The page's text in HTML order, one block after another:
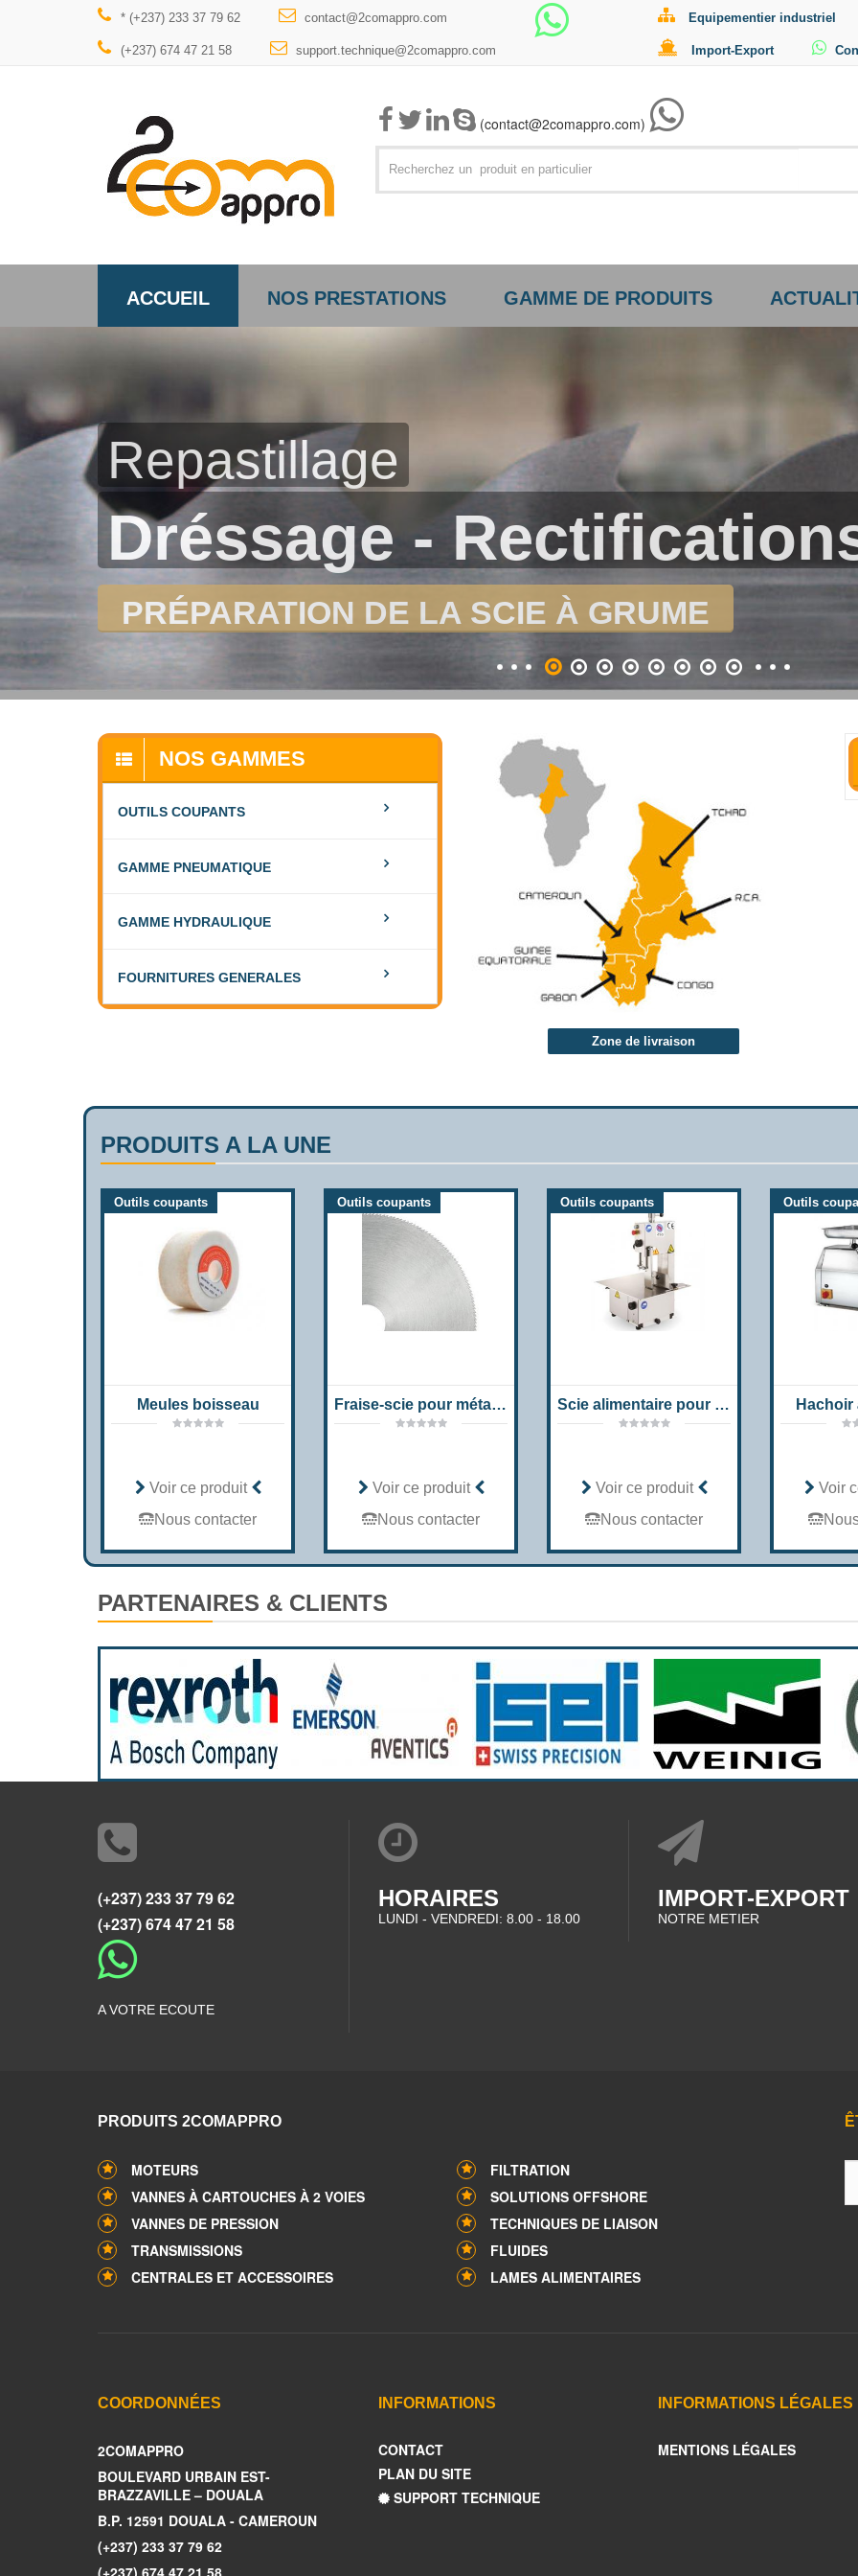
* (+237) 233 37 79 62 contact@2comappro.com
(+237) 674 47 21 58 support.technique@2comappro.com
Equipementier industriel
Import-Export
(contact@2comappro.com)
ACCUEIL NOS PRESTATIONS GAMME DE PRODUITS
Repastillage
Dréssage -
PRÉPARATION DE LA SCIE À GRUME
NOS GAMMES
OUTILS COUPANTS
GAMME PNEUMATIQUE
GAMME HYDRAULIQUE
FOURNITURES GENERALES
Zone de livraison
PRODUITS A LA UNE
Outils coupants
Meules boisseau
Voir ce produit
Nous contacter
Outils coupants
Fraise-scie pour métaux
Voir ce produit
Nous contacter
Outils coupants
Scie alimentaire pour viande et os H
Voir ce produit
Nous contacter
Outils
Hachoir
Voir
PARTENAIRES & CLIENTS
(+237) 233 37 79 62
(+237) 674 47 21 58
A VOTRE ECOUTE
HORAIRES
LUNDI - VENDREDI: 8.00 - 18.00
IMPORT-EXPORT
NOTRE METIER
PRODUITS 2COMAPPRO
MOTEURS
FILTRATION
VANNES À CARTOUCHES À 2 VOIES
SOLUTIONS OFFSHORE
VANNES DE PRESSION
TECHNIQUES DE LIAISON
TRANSMISSIONS
FLUIDES
CENTRALES ET ACCESSOIRES
LAMES ALIMENTAIRES
COORDONNÉES
2COMAPPRO
BOULEVARD URBAIN EST-
BRAZZAVILLE – DOUALA
B.P. 12591 DOUALA - CAMEROUN
(+237) 233 37 79 62
(+237) 674 47 21 58
INFORMATIONS
CONTACT
PLAN DU SITE
SUPPORT TECHNIQUE
INFORMATIONS LÉGALES
MENTIONS LÉGALES